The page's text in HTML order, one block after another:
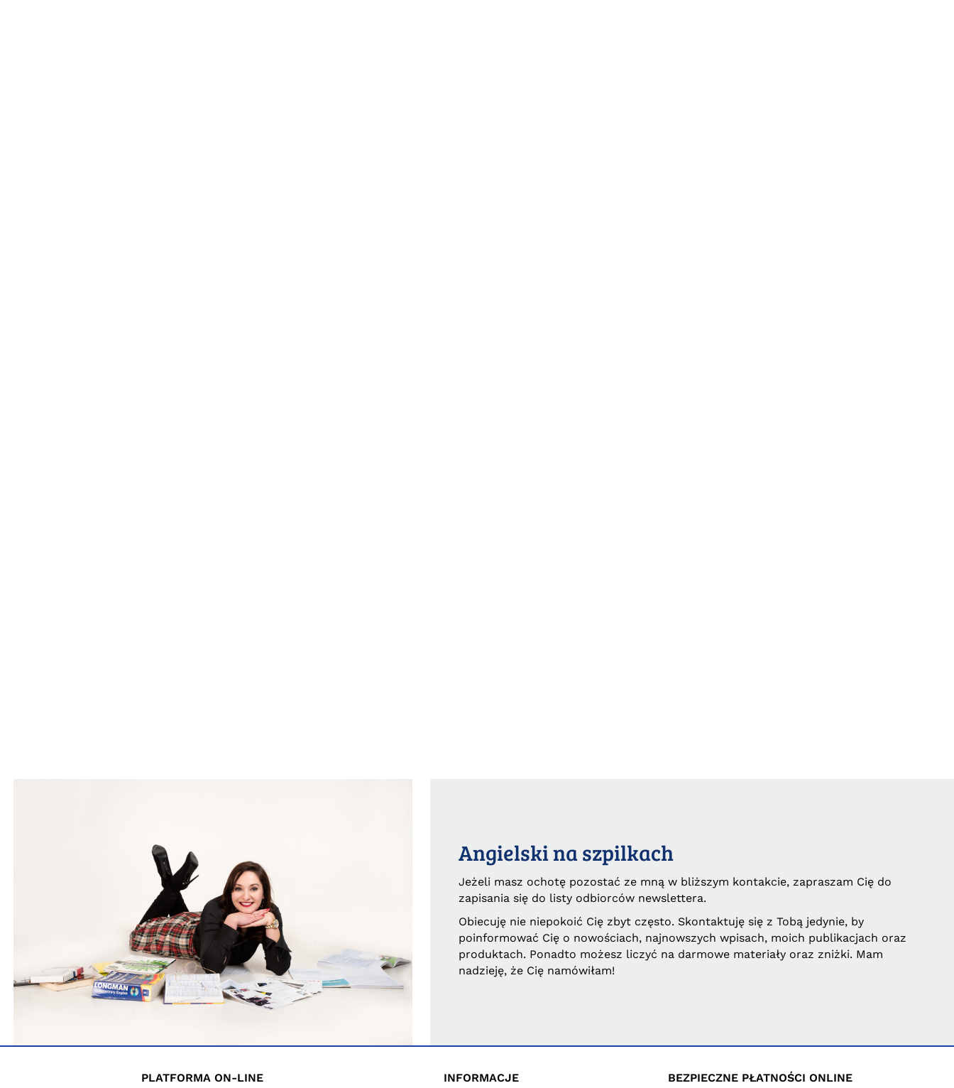
Angielski na szpilkach
Jeżeli masz ochotę pozostać ze mną w bliższym kontakcie, zapraszam Cię do
zapisania się do listy odbiorców newslettera.
Obiecuję nie niepokoić Cię zbyt często. Skontaktuję się z Tobą jedynie, by
poinformować Cię o nowościach, najnowszych wpisach, moich publikacjach oraz
produktach. Ponadto możesz liczyć na darmowe materiały oraz zniżki. Mam
nadzieję, że Cię namówiłam!
PLATFORMA ON-LINE INFORMACJE BEZPIECZNE PŁATNOŚCI ONLINE